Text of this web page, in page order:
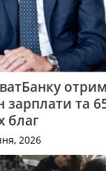
зарплати та
благ
2026